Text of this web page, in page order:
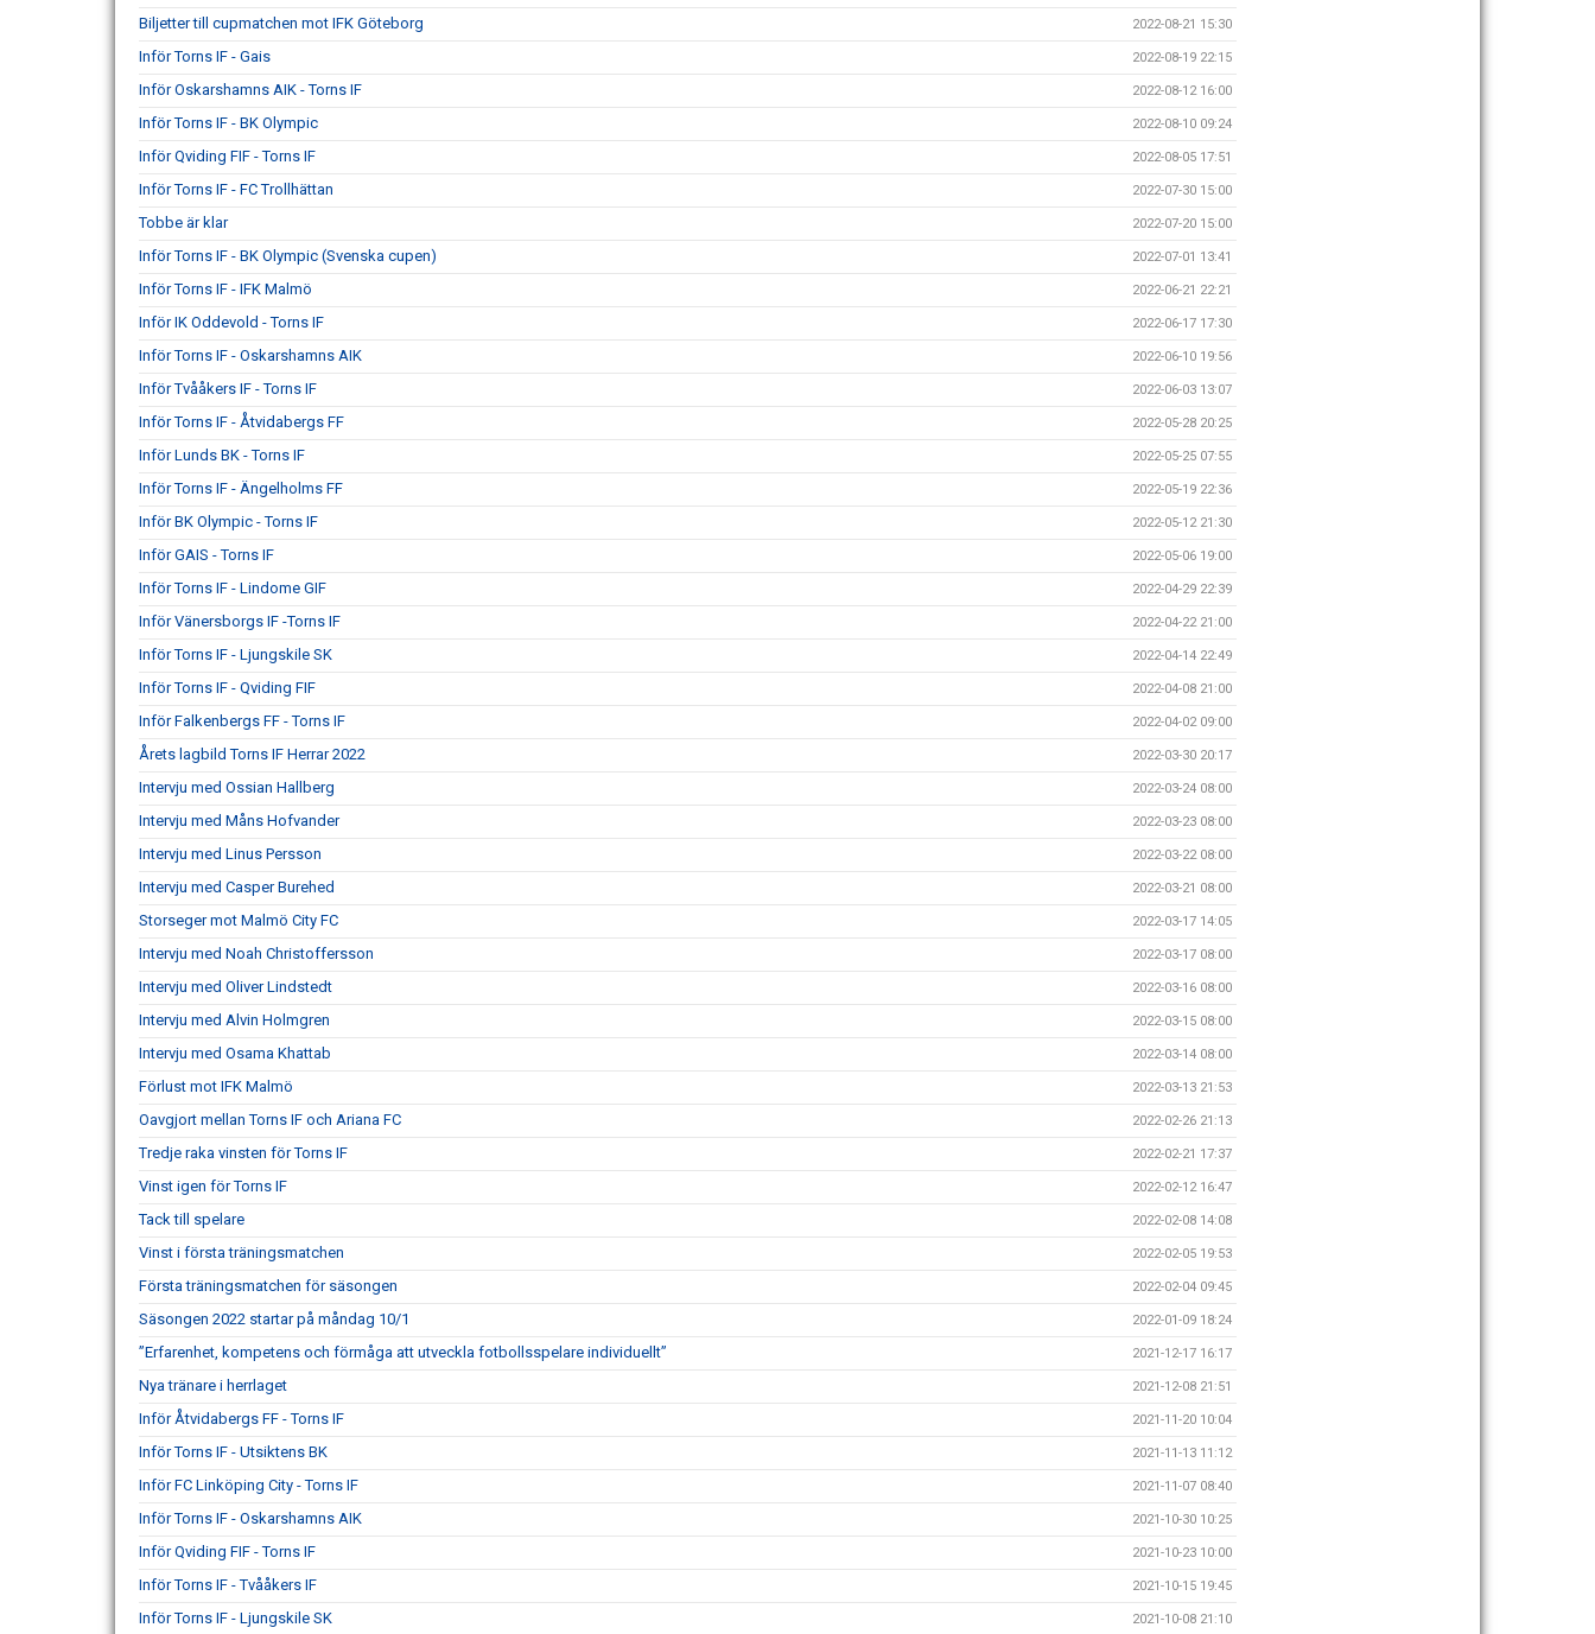
Biljetter till cupmatchen mot IFK Göteborg 2022-08-21 15:30
Inför Torns IF - Gais 2022-08-19 22:15
Inför Oskarshamns AIK - Torns IF 2022-08-12 16:00
Inför Torns IF - BK Olympic 2022-08-10 09:24
Inför Qviding FIF - Torns IF 2022-08-05 17:51
Inför Torns IF - FC Trollhättan 2022-07-30 15:00
Tobbe är klar 2022-07-20 15:00
Inför Torns IF - BK Olympic (Svenska cupen) 2022-07-01 13:41
Inför Torns IF - IFK Malmö 2022-06-21 22:21
Inför IK Oddevold - Torns IF 2022-06-17 17:30
Inför Torns IF - Oskarshamns AIK 2022-06-10 19:56
Inför Tvååkers IF - Torns IF 2022-06-03 13:07
Inför Torns IF - Åtvidabergs FF 2022-05-28 20:25
Inför Lunds BK - Torns IF 2022-05-25 07:55
Inför Torns IF - Ängelholms FF 2022-05-19 22:36
Inför BK Olympic - Torns IF 2022-05-12 21:30
Inför GAIS - Torns IF 2022-05-06 19:00
Inför Torns IF - Lindome GIF 2022-04-29 22:39
Inför Vänersborgs IF -Torns IF 2022-04-22 21:00
Inför Torns IF - Ljungskile SK 2022-04-14 22:49
Inför Torns IF - Qviding FIF 2022-04-08 21:00
Inför Falkenbergs FF - Torns IF 2022-04-02 09:00
Årets lagbild Torns IF Herrar 2022 2022-03-30 20:17
Intervju med Ossian Hallberg 2022-03-24 08:00
Intervju med Måns Hofvander 2022-03-23 08:00
Intervju med Linus Persson 2022-03-22 08:00
Intervju med Casper Burehed 2022-03-21 08:00
Storseger mot Malmö City FC 2022-03-17 14:05
Intervju med Noah Christoffersson 2022-03-17 08:00
Intervju med Oliver Lindstedt 2022-03-16 08:00
Intervju med Alvin Holmgren 2022-03-15 08:00
Intervju med Osama Khattab 2022-03-14 08:00
Förlust mot IFK Malmö 2022-03-13 21:53
Oavgjort mellan Torns IF och Ariana FC 2022-02-26 21:13
Tredje raka vinsten för Torns IF 2022-02-21 17:37
Vinst igen för Torns IF 2022-02-12 16:47
Tack till spelare 2022-02-08 14:08
Vinst i första träningsmatchen 2022-02-05 19:53
Första träningsmatchen för säsongen 2022-02-04 09:45
Säsongen 2022 startar på måndag 10/1 2022-01-09 18:24
”Erfarenhet, kompetens och förmåga att utveckla fotbollsspelare individuellt” 2021-12-17 16:17
Nya tränare i herrlaget 2021-12-08 21:51
Inför Åtvidabergs FF - Torns IF 2021-11-20 10:04
Inför Torns IF - Utsiktens BK 2021-11-13 11:12
Inför FC Linköping City - Torns IF 2021-11-07 08:40
Inför Torns IF - Oskarshamns AIK 2021-10-30 10:25
Inför Qviding FIF - Torns IF 2021-10-23 10:00
Inför Torns IF - Tvååkers IF 2021-10-15 19:45
Inför Torns IF - Ljungskile SK 2021-10-08 21:10